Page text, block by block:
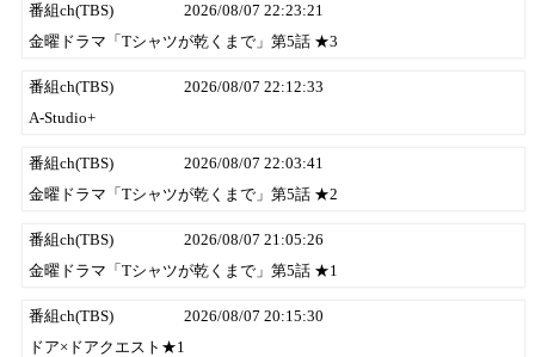
番組ch(TBS)
2026/08/07 22:23:21
金曜ドラマ「Tシャツが乾くまで」第5話 ★3
番組ch(TBS)
2026/08/07 22:12:33
A-Studio+
番組ch(TBS)
2026/08/07 22:03:41
金曜ドラマ「Tシャツが乾くまで」第5話 ★2
番組ch(TBS)
2026/08/07 21:05:26
金曜ドラマ「Tシャツが乾くまで」第5話 ★1
番組ch(TBS)
2026/08/07 20:15:30
ドア×ドアクエスト★1